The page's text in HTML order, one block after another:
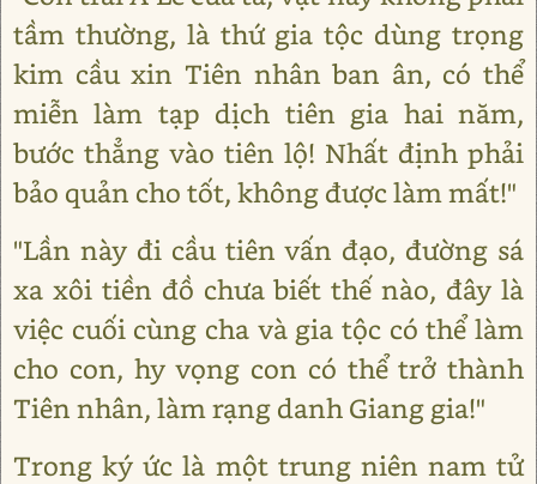
tầm thường, là thứ gia tộc dùng trọng
kim cầu xin Tiên nhân ban ân, có thể
miễn làm tạp dịch tiên gia hai năm,
bước thẳng vào tiên lộ! Nhất định phải
bảo quản cho tốt, không được làm mất!"
"Lần này đi cầu tiên vấn đạo, đường sá
xa xôi tiền đồ chưa biết thế nào, đây là
việc cuối cùng cha và gia tộc có thể làm
cho con, hy vọng con có thể trở thành
Tiên nhân, làm rạng danh Giang gia!"
Trong ký ức là một trung niên nam tử